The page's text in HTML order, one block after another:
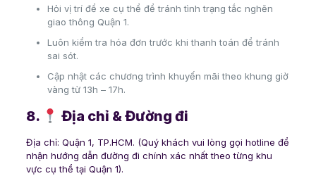
Hỏi vị trí để xe cụ thể để tránh tình trạng tắc nghẽn
giao thông Quận 1.
Luôn kiểm tra hóa đơn trước khi thanh toán để tránh
sai sót.
Cập nhật các chương trình khuyến mãi theo khung giờ
vàng từ 13h – 17h.
8. Địa chỉ & Đường đi
Địa chỉ: Quận 1, TP.HCM. (Quý khách vui lòng gọi hotline để
nhận hướng dẫn đường đi chính xác nhất theo từng khu
vực cụ thể tại Quận 1).